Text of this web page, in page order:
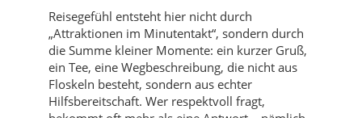
Reisegefühl entsteht hier nicht durch
„Attraktionen im Minutentakt“, sondern durch
die Summe kleiner Momente: ein kurzer Gruß,
ein Tee, eine Wegbeschreibung, die nicht aus
Floskeln besteht, sondern aus echter
Hilfsbereitschaft. Wer respektvoll fragt,